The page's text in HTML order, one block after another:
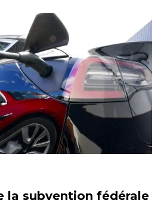
la subvention fédérale